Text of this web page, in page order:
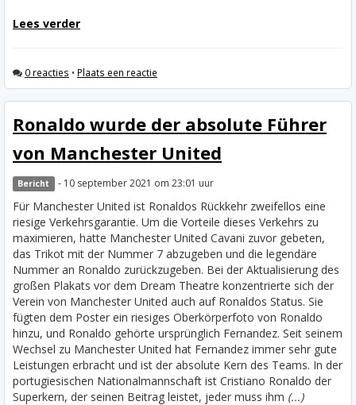
Lees verder
0 reacties • Plaats een reactie
Ronaldo wurde der absolute Führer
von Manchester United
Bericht - 10 september 2021 om 23:01 uur
Für Manchester United ist Ronaldos Rückkehr zweifellos eine
riesige Verkehrsgarantie. Um die Vorteile dieses Verkehrs zu
maximieren, hatte Manchester United Cavani zuvor gebeten,
das Trikot mit der Nummer 7 abzugeben und die legendäre
Nummer an Ronaldo zurückzugeben. Bei der Aktualisierung des
großen Plakats vor dem Dream Theatre konzentrierte sich der
Verein von Manchester United auch auf Ronaldos Status. Sie
fügten dem Poster ein riesiges Oberkörperfoto von Ronaldo
hinzu, und Ronaldo gehörte ursprünglich Fernandez. Seit seinem
Wechsel zu Manchester United hat Fernandez immer sehr gute
Leistungen erbracht und ist der absolute Kern des Teams. In der
portugiesischen Nationalmannschaft ist Cristiano Ronaldo der
Superkern, der seinen Beitrag leistet, jeder muss ihm (...)